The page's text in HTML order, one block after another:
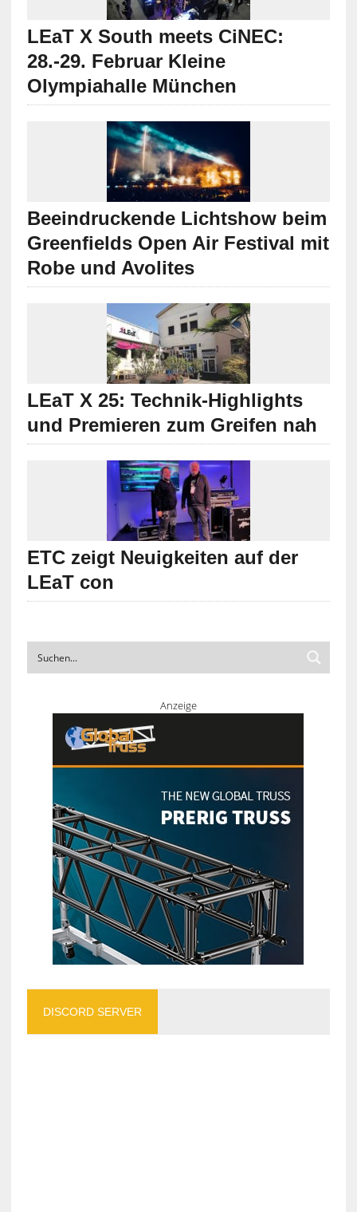
LEaT X South meets CiNEC:
28.-29. Februar Kleine
Olympiahalle München
Beeindruckende Lichtshow beim
Greenfields Open Air Festival mit
Robe und Avolites
LEaT X 25: Technik-Highlights
und Premieren zum Greifen nah
ETC zeigt Neuigkeiten auf der
LEaT con
Anzeige
DISCORD SERVER